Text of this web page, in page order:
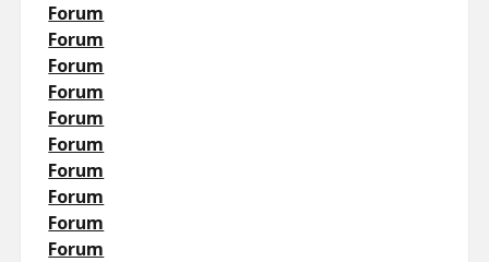
Forum
Forum
Forum
Forum
Forum
Forum
Forum
Forum
Forum
Forum